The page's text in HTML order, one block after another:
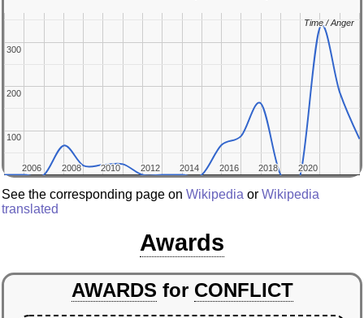
2006
2006 2008
2008 2010
2010 2012
2012 2014
2014 2016
2016 2018
2018 2020
2020
100
100
200
200
300
300
Time / Anger
Time / Anger
See the corresponding page on Wikipedia or Wikipedia
translated
Awards
AWARDS for CONFLICT